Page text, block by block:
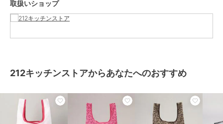
カラー
原産国 中国製
取扱いショップ
212キッチンストアからあなたへのおすすめ